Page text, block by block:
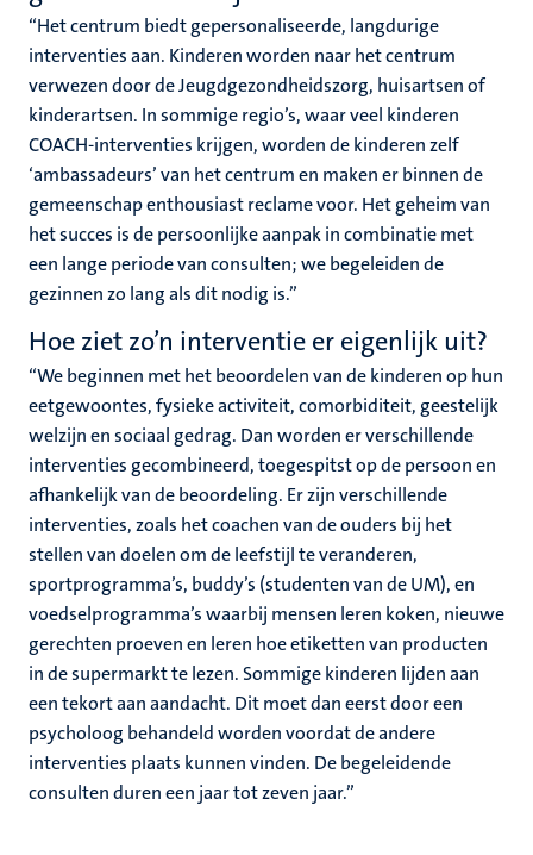
“Het centrum biedt gepersonaliseerde, langdurige
interventies aan. Kinderen worden naar het centrum
verwezen door de Jeugdgezondheidszorg, huisartsen of
kinderartsen. In sommige regio’s, waar veel kinderen
COACH-interventies krijgen, worden de kinderen zelf
‘ambassadeurs’ van het centrum en maken er binnen de
gemeenschap enthousiast reclame voor. Het geheim van
het succes is de persoonlijke aanpak in combinatie met
een lange periode van consulten; we begeleiden de
gezinnen zo lang als dit nodig is.”
Hoe ziet zo’n interventie er eigenlijk uit?
“We beginnen met het beoordelen van de kinderen op hun
eetgewoontes, fysieke activiteit, comorbiditeit, geestelijk
welzijn en sociaal gedrag. Dan worden er verschillende
interventies gecombineerd, toegespitst op de persoon en
afhankelijk van de beoordeling. Er zijn verschillende
interventies, zoals het coachen van de ouders bij het
stellen van doelen om de leefstijl te veranderen,
sportprogramma’s, buddy’s (studenten van de UM), en
voedselprogramma’s waarbij mensen leren koken, nieuwe
gerechten proeven en leren hoe etiketten van producten
in de supermarkt te lezen. Sommige kinderen lijden aan
een tekort aan aandacht. Dit moet dan eerst door een
psycholoog behandeld worden voordat de andere
interventies plaats kunnen vinden. De begeleidende
consulten duren een jaar tot zeven jaar.”